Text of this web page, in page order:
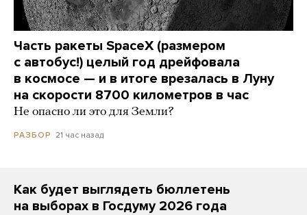
Часть ракеты SpaceX (размером
с автобус!) целый год дрейфовала
в космосе — и в итоге врезалась в Луну
на скорости 8700 километров в час
Не опасно ли это для Земли?
РАЗБОР 21 час назад
Как будет выглядеть бюллетень
на выборах в Госдуму 2026 года